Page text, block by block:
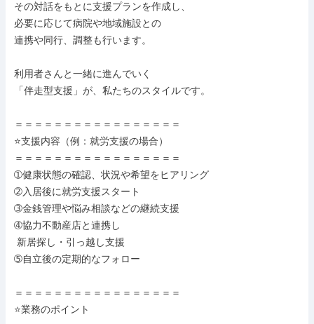
その対話をもとに支援プランを作成し、
必要に応じて病院や地域施設との
連携や同行、調整も行います。
利用者さんと一緒に進んでいく
「伴走型支援」が、私たちのスタイルです。
＝＝＝＝＝＝＝＝＝＝＝＝＝＝＝＝＝
⭐支援内容（例：就労支援の場合）
＝＝＝＝＝＝＝＝＝＝＝＝＝＝＝＝＝
➀健康状態の確認、状況や希望をヒアリング
➁入居後に就労支援スタート
➂金銭管理や悩み相談などの継続支援
➃協力不動産店と連携し
➄自立後の定期的なフォロー
＝＝＝＝＝＝＝＝＝＝＝＝＝＝＝＝＝
⭐業務のポイント